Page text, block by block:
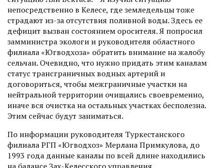
непосредственно в Келесе, где земледельцы тоже
страдают из-за отсутствия поливной воды. Здесь ее
дефицит вызван состоянием оросителя. Я попросил
замминистра экологи и руководителя областного
филиала «Югводхоза» обратить внимание на жалобу
сельчан. Очевидно, что нужно придать этим каналам
статус трансграничных водных артерий и
договориться, чтобы межграничные участки на
нейтральной территории очищались своевременно,
иначе вся очистка на остальных участках бесполезна.
Этим сейчас будут заниматься.
По информации руководителя Туркестанского
филиала РГП «Югводхоз» Мерлана Примкулова, до
1993 года данные каналы по всей длине находились